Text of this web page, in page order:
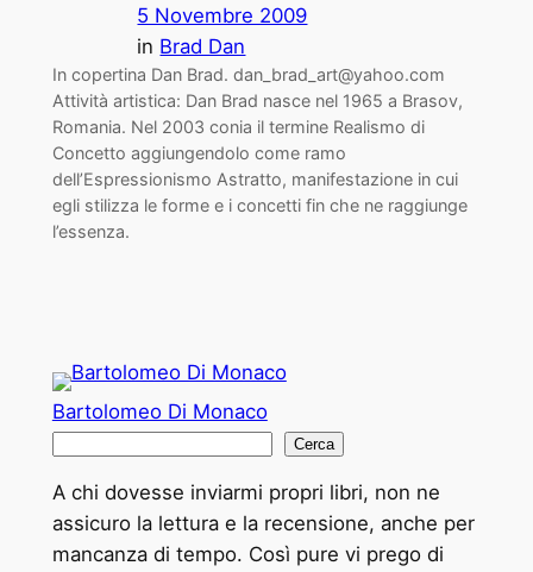
5 Novembre 2009
in Brad Dan
In copertina Dan Brad. dan_brad_art@yahoo.com
Attività artistica: Dan Brad nasce nel 1965 a Brasov,
Romania. Nel 2003 conia il termine Realismo di
Concetto aggiungendolo come ramo
dell’Espressionismo Astratto, manifestazione in cui
egli stilizza le forme e i concetti fin che ne raggiunge
l’essenza.
Bartolomeo Di Monaco
r
c
Cerca
A chi dovesse inviarmi propri libri, non ne
assicuro la lettura e la recensione, anche per
mancanza di tempo. Così pure vi prego di